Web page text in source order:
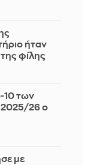
ήταν
φίλης
10 των
2025/26 ο
με